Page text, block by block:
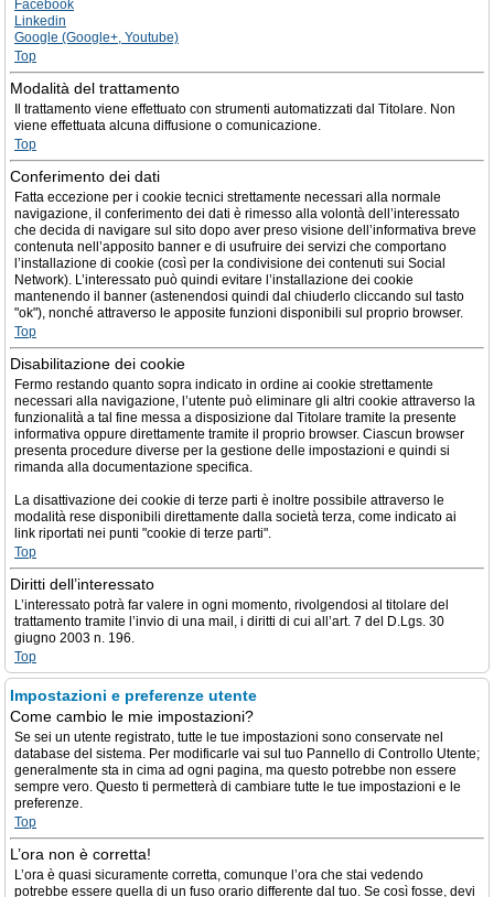
Facebook
Linkedin
Google (Google+, Youtube)
Top
Modalità del trattamento
Il trattamento viene effettuato con strumenti automatizzati dal Titolare. Non
viene effettuata alcuna diffusione o comunicazione.
Top
Conferimento dei dati
Fatta eccezione per i cookie tecnici strettamente necessari alla normale
navigazione, il conferimento dei dati è rimesso alla volontà dell’interessato
che decida di navigare sul sito dopo aver preso visione dell’informativa breve
contenuta nell’apposito banner e di usufruire dei servizi che comportano
l’installazione di cookie (così per la condivisione dei contenuti sui Social
Network). L’interessato può quindi evitare l’installazione dei cookie
mantenendo il banner (astenendosi quindi dal chiuderlo cliccando sul tasto
"ok"), nonché attraverso le apposite funzioni disponibili sul proprio browser.
Top
Disabilitazione dei cookie
Fermo restando quanto sopra indicato in ordine ai cookie strettamente
necessari alla navigazione, l’utente può eliminare gli altri cookie attraverso la
funzionalità a tal fine messa a disposizione dal Titolare tramite la presente
informativa oppure direttamente tramite il proprio browser. Ciascun browser
presenta procedure diverse per la gestione delle impostazioni e quindi si
rimanda alla documentazione specifica.
La disattivazione dei cookie di terze parti è inoltre possibile attraverso le
modalità rese disponibili direttamente dalla società terza, come indicato ai
link riportati nei punti "cookie di terze parti".
Top
Diritti dell’interessato
L’interessato potrà far valere in ogni momento, rivolgendosi al titolare del
trattamento tramite l’invio di una mail, i diritti di cui all’art. 7 del D.Lgs. 30
giugno 2003 n. 196.
Top
Impostazioni e preferenze utente
Come cambio le mie impostazioni?
Se sei un utente registrato, tutte le tue impostazioni sono conservate nel
database del sistema. Per modificarle vai sul tuo Pannello di Controllo Utente;
generalmente sta in cima ad ogni pagina, ma questo potrebbe non essere
sempre vero. Questo ti permetterà di cambiare tutte le tue impostazioni e le
preferenze.
Top
L’ora non è corretta!
L’ora è quasi sicuramente corretta, comunque l’ora che stai vedendo
potrebbe essere quella di un fuso orario differente dal tuo. Se così fosse, devi